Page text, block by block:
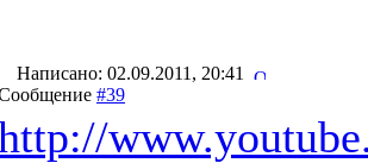
Написано: 02.09.2011, 20:41
#39